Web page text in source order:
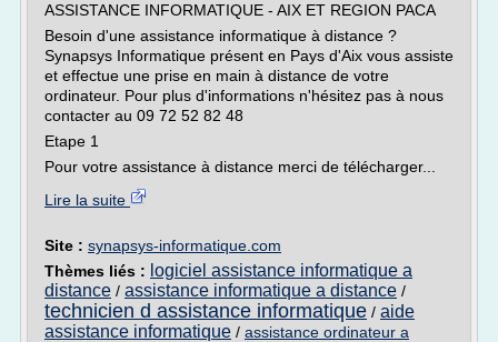
ASSISTANCE INFORMATIQUE - AIX ET REGION PACA
Besoin d'une assistance informatique à distance ?
Synapsys Informatique présent en Pays d'Aix vous assiste
et effectue une prise en main à distance de votre
ordinateur. Pour plus d'informations n'hésitez pas à nous
contacter au 09 72 52 82 48
Etape 1
Pour votre assistance à distance merci de télécharger...
Lire la suite
Site : synapsys-informatique.com
Thèmes liés : logiciel assistance informatique a
distance / assistance informatique a distance /
technicien d assistance informatique / aide
assistance informatique / assistance ordinateur a